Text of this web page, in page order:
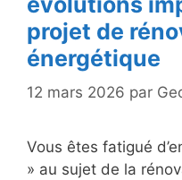
projet de
énergétique
12 mars 2026 par
Vous êtes fatigué
» au sujet de la